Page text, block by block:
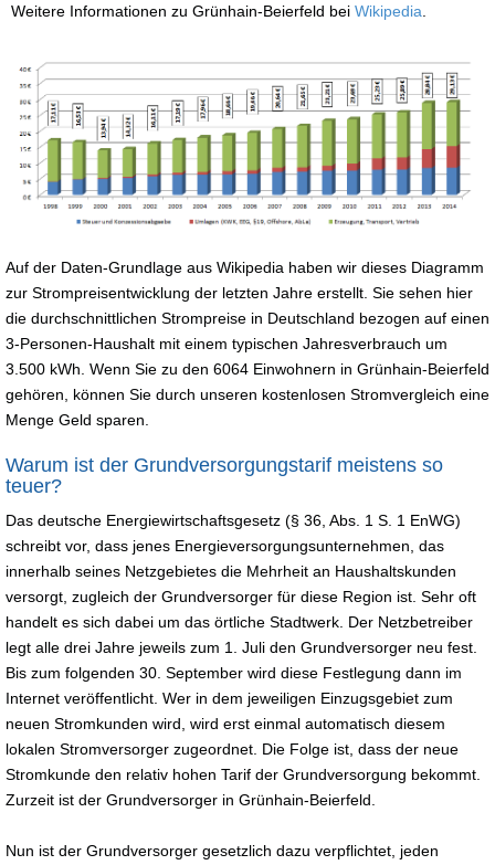
Weitere Informationen zu Grünhain-Beierfeld bei Wikipedia
Auf der Daten-Grundlage aus Wikipedia haben wir dieses Diagramm
zur Strompreisentwicklung der letzten Jahre erstellt. Sie sehen hier
die durchschnittlichen Strompreise in Deutschland bezogen auf einen
3-Personen-Haushalt mit einem typischen Jahresverbrauch um
3.500 kWh. Wenn Sie zu den 6064 Einwohnern in Grünhain-Beierfeld
gehören, können Sie durch unseren kostenlosen Stromvergleich eine
Menge Geld sparen.
Warum ist der Grundversorgungstarif meistens so
teuer?
Das deutsche Energiewirtschaftsgesetz (§ 36, Abs. 1 S. 1 EnWG)
schreibt vor, dass jenes Energieversorgungsunternehmen, das
innerhalb seines Netzgebietes die Mehrheit an Haushaltskunden
versorgt, zugleich der Grundversorger für diese Region ist. Sehr oft
handelt es sich dabei um das örtliche Stadtwerk. Der Netzbetreiber
legt alle drei Jahre jeweils zum 1. Juli den Grundversorger neu fest.
Bis zum folgenden 30. September wird diese Festlegung dann im
Internet veröffentlicht. Wer in dem jeweiligen Einzugsgebiet zum
neuen Stromkunden wird, wird erst einmal automatisch diesem
lokalen Stromversorger zugeordnet. Die Folge ist, dass der neue
Stromkunde den relativ hohen Tarif der Grundversorgung bekommt.
Zurzeit ist der Grundversorger in Grünhain-Beierfeld.
Nun ist der Grundversorger gesetzlich dazu verpflichtet, jeden